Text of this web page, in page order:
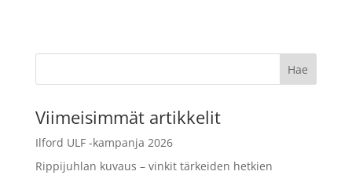
Viimeisimmät artikkelit
Ilford ULF -kampanja 2026
Rippijuhlan kuvaus – vinkit tärkeiden hetkien